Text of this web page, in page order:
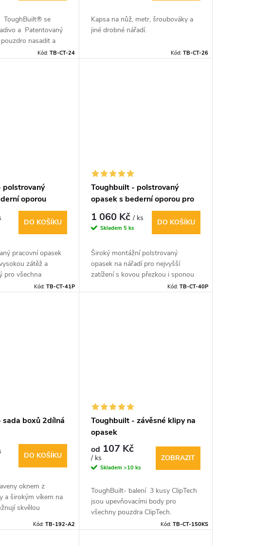
ToughBuilt® se
a Patentovaný
nasadit a
pouze to co je
Kód: TB-CT-24
Kapsa na nůž, metr, šroubováky a
jiné drobné nářadí.
Kód: TB-CT-26
polstrovaný
oporou
DO KOŠÍKU
pracovní opasek
zátěž a
pro všechna
ClipTech ™.
Kód: TB-CT-41P
Toughbuilt - polstrovaný
opasek s bederní oporou pro
maximální zátěž
1 060 Kč/ ks
Skladem 5 ks
DO KOŠÍKU
Široký montážní polstrovaný
opasek na nářadí pro nejvyšší
zatížení s kovou přezkou i sponou
včetně ocelových ok v zajišťovacím
Kód: TB-CT-40P
boxů 2dílná
DO KOŠÍKU
oknem z
a širokým víkem na
skvělou
snadné.
Kód: TB-192-A2
Toughbuilt - závěsné klipy na
opasek
od 107 Kč
/ ks
Skladem >10 ks
ZOBRAZIT
ToughBuilt- balení 3 kusy ClipTech
jsou upevňovacími body pro
všechny pouzdra ClipTech.
Patentované rozbočovače umožňují
Kód: TB-CT-150KS